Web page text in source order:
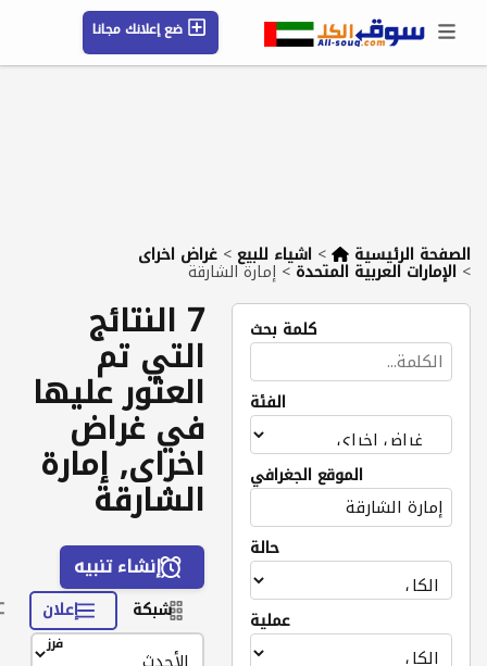
ضع إعلانك مجانا
حسابي / تسجيل
الصفحة الرئيسية > اشياء للبيع> غراض اخراى
> الإمارات العربية المتحدة > إمارة الشارقة
كلمة بحث
الفئة
الموقع الجغرافي
حالة
عملية
7 النتائج
التي تم
العثور عليها
في غراض
اخراى, إمارة
الشارقة
إنشاء تنبيه
شبكة إعلان
فرز